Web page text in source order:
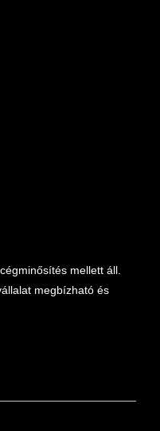
mellett áll.
megbízható és